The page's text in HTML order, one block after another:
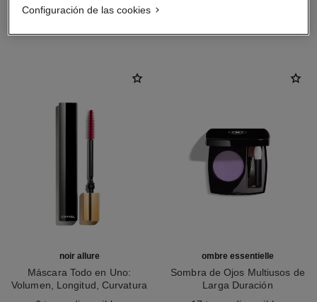
noir allure
Máscara Todo en Uno:
Volumen, Longitud, Curvatura
ombre essentielle
Sombra de Ojos Multiusos de
Larga Duración
Configuración de las cookies